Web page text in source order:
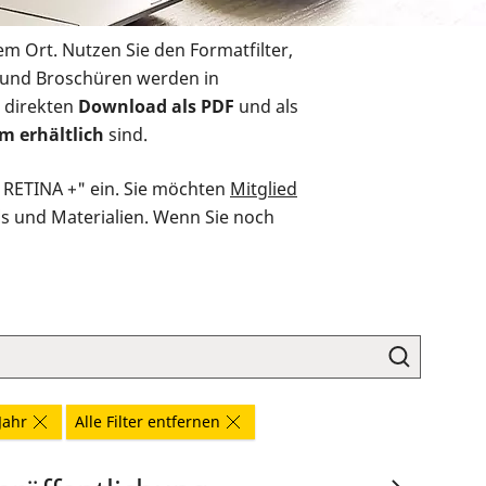
Ort. Nutzen Sie den Formatfilter,
Broschüren werden in
direkten Download als PDF und als
erhältlich sind.
+" ein. Sie möchten Mitglied
und Materialien. Wenn Sie noch
Alle Filter entfernen